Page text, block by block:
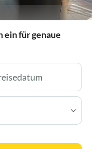
ein für genaue